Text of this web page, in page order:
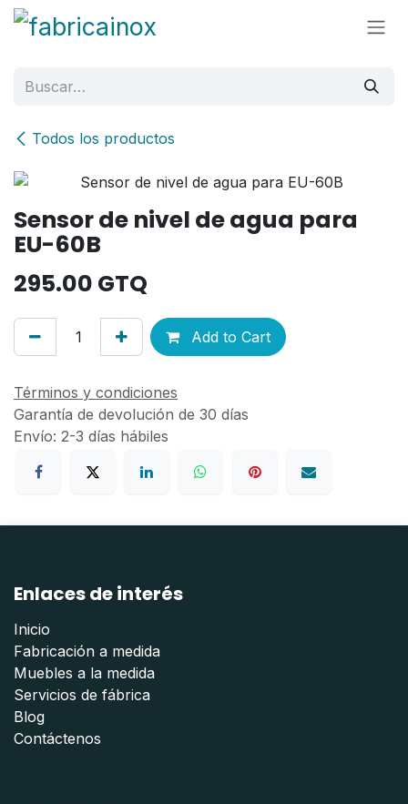
Ir al contenido
Todos los productos
Sensor de nivel de agua para
EU-60B
295.00 GTQ
Add to Cart
Términos y condiciones
Garantía de devolución de 30 días
Envío: 2-3 días hábiles
Enlaces de interés
Inicio
Fabricación a medida
Muebles a la medida
Servicios de fábrica
Blog
Contáctenos